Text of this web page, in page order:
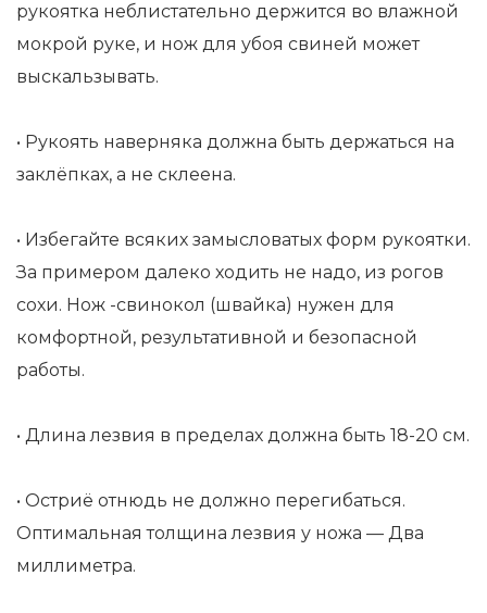
рукоятка неблистательно держится во влажной
мокрой руке, и нож для убоя свиней может
выскальзывать.
• Рукоять наверняка должна быть держаться на
заклёпках, а не склеена.
• Избегайте всяких замысловатых форм рукоятки.
За примером далеко ходить не надо, из рогов
сохи. Нож -свинокол (швайка) нужен для
комфортной, результативной и безопасной
работы.
• Длина лезвия в пределах должна быть 18-20 см.
• Остриё отнюдь не должно перегибаться.
Оптимальная толщина лезвия у ножа — Два
миллиметра.